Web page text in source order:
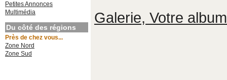
Petites Annonces
Multimédia
Du côté des régions
Près de chez vous...
Zone Nord
Zone Sud
Galerie, Votre